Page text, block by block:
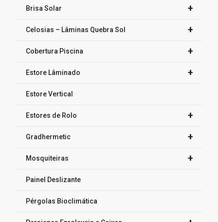
+
Brisa Solar
+
Celosias – Lâminas Quebra Sol
+
Cobertura Piscina
+
Estore Lâminado
Estore Vertical
+
Estores de Rolo
+
Gradhermetic
+
Mosquiteiras
Painel Deslizante
Pérgolas Bioclimática